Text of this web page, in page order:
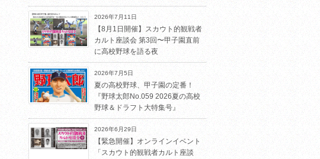
2026年7月11日
【8月1日開催】スカウト的観戦者
カルト座談会 第3回〜甲子園直前
に高校野球を語る夜
2026年7月5日
夏の高校野球、甲子園の定番！
『野球太郎No.059 2026夏の高校
野球＆ドラフト大特集号』
2026年6月29日
【緊急開催】オンラインイベント
「スカウト的観戦者カルト座談